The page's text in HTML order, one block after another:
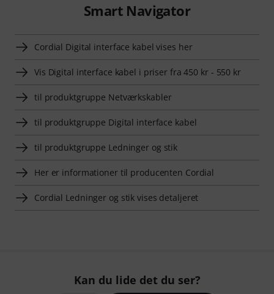
Smart Navigator
Cordial Digital interface kabel vises her
Vis Digital interface kabel i priser fra 450 kr - 550 kr
til produktgruppe Netværkskabler
til produktgruppe Digital interface kabel
til produktgruppe Ledninger og stik
Her er informationer til producenten Cordial
Cordial Ledninger og stik vises detaljeret
Kan du lide det du ser?